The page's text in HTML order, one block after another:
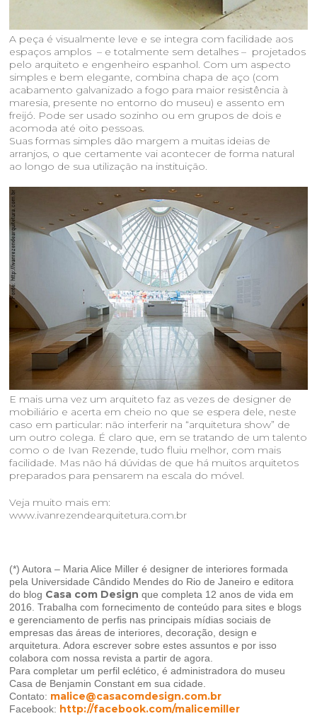
A peça é visualmente leve e se integra com facilidade aos
espaços amplos – e totalmente sem detalhes – projetados
pelo arquiteto e engenheiro espanhol. Com um aspecto
simples e bem elegante, combina chapa de aço (com
acabamento galvanizado a fogo para maior resistência à
maresia, presente no entorno do museu) e assento em
freijó. Pode ser usado sozinho ou em grupos de dois e
acomoda até oito pessoas.
Suas formas simples dão margem a muitas ideias de
arranjos, o que certamente vai acontecer de forma natural
ao longo de sua utilização na instituição.
E mais uma vez um arquiteto faz as vezes de designer de
mobiliário e acerta em cheio no que se espera dele, neste
caso em particular: não interferir na “arquitetura show” de
um outro colega. É claro que, em se tratando de um talento
como o de Ivan Rezende, tudo fluiu melhor, com mais
facilidade. Mas não há dúvidas de que há muitos arquitetos
preparados para pensarem na escala do móvel.
Veja muito mais em:
www.ivanrezendearquitetura.com.br
(*) Autora – Maria Alice Miller é designer de interiores formada
pela Universidade Cândido Mendes do Rio de Janeiro e editora
do blog Casa com Design que completa 12 anos de vida em
2016. Trabalha com fornecimento de conteúdo para sites e blogs
e gerenciamento de perfis nas principais mídias sociais de
empresas das áreas de interiores, decoração, design e
arquitetura. Adora escrever sobre estes assuntos e por isso
colabora com nossa revista a partir de agora.
Para completar um perfil eclético, é administradora do museu
Casa de Benjamin Constant em sua cidade.
Contato: malice@casacomdesign.com.br
Facebook: http://facebook.com/malicemiller